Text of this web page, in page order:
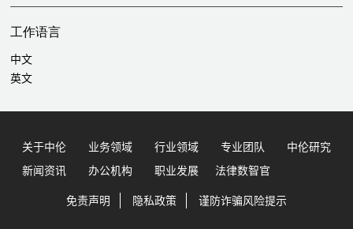
为某知名互联网集团负责人处理公司股东涉嫌侮辱罪、诽谤罪的
刑事自诉案件
件，目前案件正在侦破中
工作语言
中文
英文
关于中伦 业务领域 行业领域 专业团队 中伦研究
新闻资讯 办公机构 职业发展 法律数智官
免责声明 隐私政策 谨防诈骗风险提示